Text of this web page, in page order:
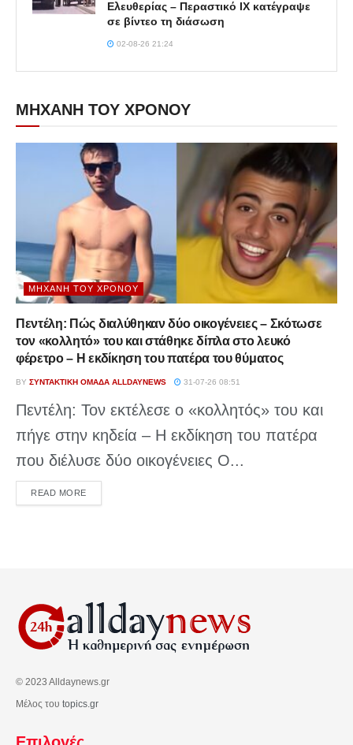
Ελευθερίας – Περαστικό ΙΧ κατέγραψε
σε βίντεο τη διάσωση
02-08-26 21:24
ΜΗΧΑΝΗ ΤΟΥ ΧΡΟΝΟΥ
ΜΗΧΑΝΉ ΤΟΥ ΧΡΌΝΟΥ
Πεντέλη: Πώς διαλύθηκαν δύο οικογένειες – Σκότωσε
τον «κολλητό» του και στάθηκε δίπλα στο λευκό
φέρετρο – Η εκδίκηση του πατέρα του θύματος
BY ΣΥΝΤΑΚΤΙΚΉ ΟΜΆΔΑ ALLDAYNEWS 31-07-26 08:51
Πεντέλη: Τον εκτέλεσε ο «κολλητός» του και
πήγε στην κηδεία – Η εκδίκηση του πατέρα
που διέλυσε δύο οικογένειες Ο...
READ MOREDETAILS
© 2023 Alldaynews.gr
Μέλος του topics.gr